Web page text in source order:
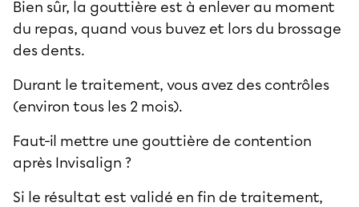
Bien sûr, la gouttière est à enlever au moment
du repas, quand vous buvez et lors du brossage
des dents.
Durant le traitement, vous avez des contrôles
(environ tous les 2 mois).
Faut-il mettre une gouttière de contention
après Invisalign ?
Si le résultat est validé en fin de traitement,